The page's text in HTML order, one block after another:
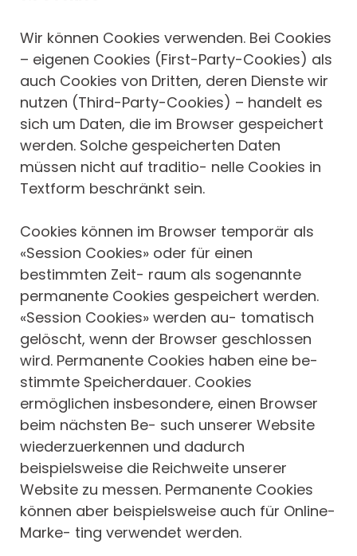
Wir können Cookies verwenden. Bei Cookies
– eigenen Cookies (First-Party-Cookies) als
auch Cookies von Dritten, deren Dienste wir
nutzen (Third-Party-Cookies) – handelt es
sich um Daten, die im Browser gespeichert
werden. Solche gespeicherten Daten
müssen nicht auf traditio- nelle Cookies in
Textform beschränkt sein.
Cookies können im Browser temporär als
«Session Cookies» oder für einen
bestimmten Zeit- raum als sogenannte
permanente Cookies gespeichert werden.
«Session Cookies» werden au- tomatisch
gelöscht, wenn der Browser geschlossen
wird. Permanente Cookies haben eine be-
stimmte Speicherdauer. Cookies
ermöglichen insbesondere, einen Browser
beim nächsten Be- such unserer Website
wiederzuerkennen und dadurch
beispielsweise die Reichweite unserer
Website zu messen. Permanente Cookies
können aber beispielsweise auch für Online-
Marke- ting verwendet werden.